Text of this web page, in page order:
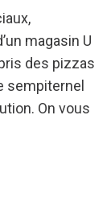
magasin U
des pizzas
sempiternel
On vous